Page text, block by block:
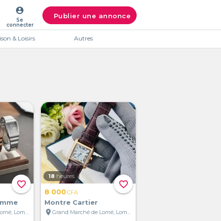
account_circle
Se
connecter
Publier une annonce
& Loisirs Autres
favorite_border
Grand Marché de Lomé, Lomé, Togo
favorite_border
18 heures
8 000CFA
Montre Cartier
location_on
Grand Marché de Lomé, Lomé, Togo